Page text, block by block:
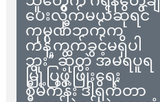
ပေးလိုက်မယ်ဆိုရင်
ကုမ္ပဏီဘက်က
ကန့်ကွက်ခွင့်မရှိပါ
ဘူး” ဆိုတဲ့ အမရပူရ
မြို့ပြဖွံ့ဖြိုးရေး
စီမံကိန်း ဒါရိုက်တာ